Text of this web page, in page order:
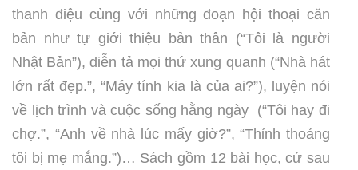
thanh điệu cùng với những đoạn hội thoại căn
bản như tự giới thiệu bản thân (“Tôi là người
Nhật Bản”), diễn tả mọi thứ xung quanh (“Nhà hát
lớn rất đẹp.”, “Máy tính kia là của ai?”), luyện nói
về lịch trình và cuộc sống hằng ngày (“Tôi hay đi
chợ.”, “Anh về nhà lúc mấy giờ?”, “Thỉnh thoảng
tôi bị mẹ mắng.”)… Sách gồm 12 bài học, cứ sau